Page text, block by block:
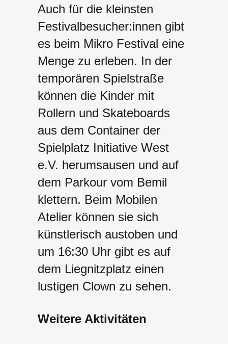
Auch für die kleinsten
Festivalbesucher:innen gibt
es beim Mikro Festival eine
Menge zu erleben. In der
temporären Spielstraße
können die Kinder mit
Rollern und Skateboards
aus dem Container der
Spielplatz Initiative West
e.V. herumsausen und auf
dem Parkour vom Bemil
klettern. Beim Mobilen
Atelier können sie sich
künstlerisch austoben und
um 16:30 Uhr gibt es auf
dem Liegnitzplatz einen
lustigen Clown zu sehen.
Weitere Aktivitäten